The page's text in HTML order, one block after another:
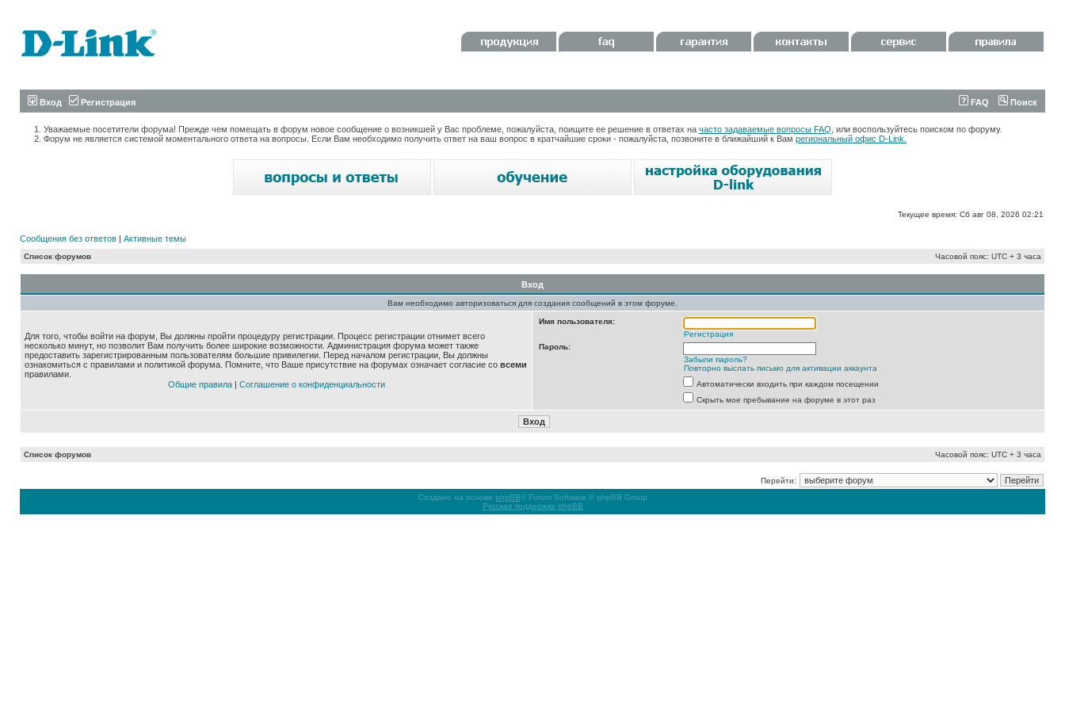
Вход Регистрация FAQ Поиск
Уважаемые посетители форума! Прежде чем помещать в форум новое сообщение о возникшей у Вас проблеме, пожалуйста, поищите ее решение в ответах на часто задаваемые вопросы FAQ , или воспользуйтесь поиском по форуму.
Форум не является системой моментального ответа на вопросы. Если Вам необходимо получить ответ на ваш вопрос в кратчайшие сроки - пожалуйста, позвоните в ближайший к Вам региональный офис D-Link.
Текущее время: Сб авг 08, 2026 02:21
Сообщения без ответов | Активные темы
Список форумов Часовой пояс: UTC + 3 часа
Вход
Вам необходимо авторизоваться для создания сообщений в этом форуме.
Для того, чтобы войти на форум, Вы должны пройти процедуру регистрации. Процесс регистрации отнимет всего
несколько минут, но позволит Вам получить более широкие возможности. Администрация форума может также
предоставить зарегистрированным пользователям большие привилегии. Перед началом регистрации, Вы должны
ознакомиться с правилами и политикой форума. Помните, что Ваше присутствие на форумах означает согласие со всеми
правилами.
Общие правила| Соглашение о конфиденциальности
Имя пользователя:
Регистрация
Пароль:
Забыли пароль?
Повторно выслать письмо для активации аккаунта
Автоматически входить при каждом посещении
Скрыть мое пребывание на форуме в этот раз
Список форумов Часовой пояс: UTC + 3 часа
Перейти:
Создано на основе phpBB® Forum Software © phpBB Group
Русская поддержка phpBB